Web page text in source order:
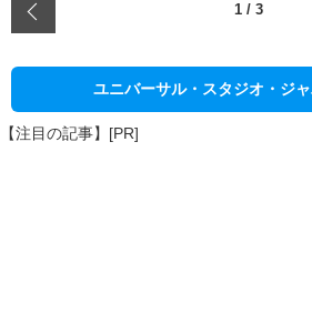
1 / 3
ユニバーサル・スタジオ・ジ
【注目の記事】[PR]